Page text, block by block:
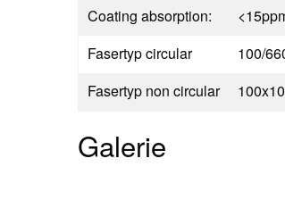
Coating absorption:
Fasertyp circular
100/
Fasertyp non circular
Galerie